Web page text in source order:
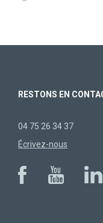
RESTONS EN
04 75 26 34 37
Écrivez-nous